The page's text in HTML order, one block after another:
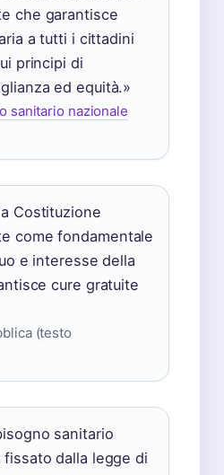
che garantisce
a tutti i cittadini
principi di
ed equità.»
sanitario nazionale
Costituzione
come fondamentale
e interesse della
cure gratuite
(testo
sanitario
dalla legge di